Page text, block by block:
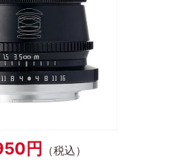
円
（税込）